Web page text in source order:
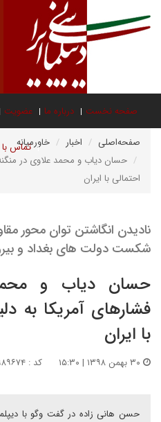
صفحه نخست درباره ما عضویت
تماس با صفحه‌اصلی اخبار
خاورمیانه
حسان دیاب و محمد علاوی در
احتمالی با ایران
نادیدن انگاشتن توان محور
شکست دولت های بغداد و
حسان دیاب و
فشارهای آمریکا به
با ایران
کد : ۱۹۸۹۶۷۴
حسن هانی زاده در گفت وگو با